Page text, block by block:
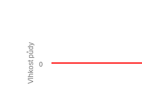
Vlhkost půdy 0